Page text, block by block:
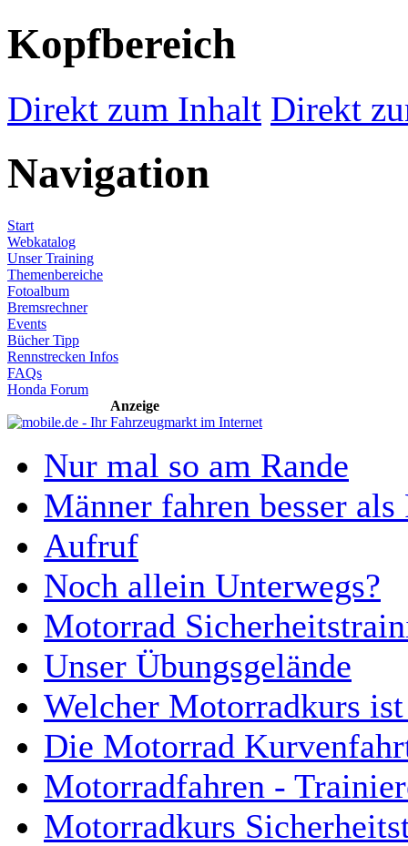
Kopfbereich
Direkt zum Inhalt Direkt
Navigation
Start
Webkatalog
Unser Training
Themenbereiche
Fotoalbum
Bremsrechner
Events
Bücher Tipp
Rennstrecken Infos
FAQs
Honda Forum
Anzeige
Nur mal so am Rande
Männer fahren besser als
Aufruf
Noch allein Unterwegs?
Motorrad
Unser Übungsgelände
Welcher Motorradkurs
Die Motorrad
Motorradfahren -
Motorradkurs